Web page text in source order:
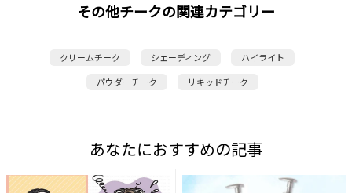
その他チークの関連カテゴリー
クリームチーク シェーディング
ハイライト
パウダーチーク
リキッドチーク
あなたにおすすめの記事